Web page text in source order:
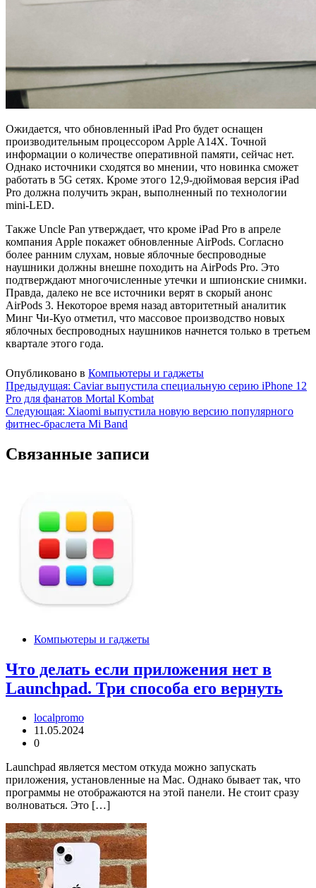
Ожидается, что обновленный iPad Pro будет оснащен
производительным процессором Apple A14X. Точной
информации о количестве оперативной памяти, сейчас нет.
Однако источники сходятся во мнении, что новинка сможет
работать в 5G сетях. Кроме этого 12,9-дюймовая версия iPad
Pro должна получить экран, выполненный по технологии
mini-LED.
Также Uncle Pan утверждает, что кроме iPad Pro в апреле
компания Apple покажет обновленные AirPods. Согласно
более ранним слухам, новые яблочные беспроводные
наушники должны внешне походить на AirPods Pro. Это
подтверждают многочисленные утечки и шпионские снимки.
Правда, далеко не все источники верят в скорый анонс
AirPods 3. Некоторое время назад авторитетный аналитик
Минг Чи-Куо отметил, что массовое производство новых
яблочных беспроводных наушников начнется только в третьем
квартале этого года.
Опубликовано в Компьютеры и гаджеты
Навигация
по
записям
Предыдущая: Сaviar выпустила специальную серию iPhone 12
Pro для фанатов Mortal Kombat
Следующая: Xiaomi выпустила новую версию популярного
фитнес-браслета Mi Band
Связанные записи
Компьютеры и гаджеты
Что делать если приложения нет в
Launchpad. Три способа его вернуть
localpromo
11.05.2024
0
Launchpad является местом откуда можно запускать
приложения, установленные на Mac. Однако бывает так, что
программы не отображаются на этой панели. Не стоит сразу
волноваться. Это […]